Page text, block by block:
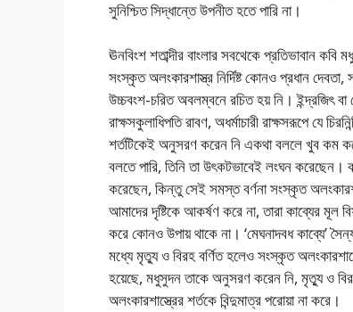
সুনিশ্চিত সিদ্ধান্তে উপনীত হতে পারি না।
ঊনবিংশ শতাব্দীর বাংলার সবথেকে প্রতিভাবান কবি
সংস্কৃত অলংকারশাস্ত্র নির্দিষ্ট কোনও প্রধান
উচ্চবংশ-চরিত অবলম্বনে রচিত হয় নি। ইন্দ্রজিৎ
রাক্ষসকুলাধিপতি রাবণ, অধর্মাচারী রাক্ষসরূপে যে
শর্তটিকেই অনুসরণ করেন নি একথা বললে খুব কম
বলতে পারি, তিনি তা উৎকটভাবেই লংঘন করেছেন।
করেছেন, কিন্তু সেই সমস্ত বর্ণনা সংস্কৃত
আমাদের দৃষ্টিকে আকর্ষণ করে না, তারা কাব্যের মূল
করে কোনও উপায় থাকে না। ‘মেঘনাদবধ কাব্যে’
মধ্যে মৃত্যু ও বিরহ বর্ণিত হলেও সংস্কৃত
হয়েছে, মধুসুদন তাকে অনুসরণ করেন নি, মৃত্যু ও
অলংকারশাস্ত্রের শর্তকে বিন্দুমাত্র পরোয়া না করে।